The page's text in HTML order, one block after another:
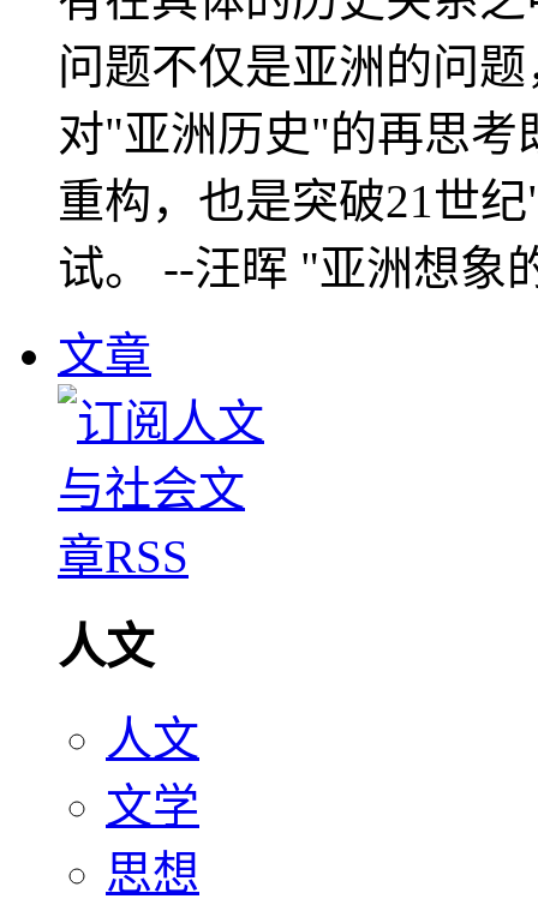
问题不仅是亚洲的问
对"亚洲历史"的再思考
重构，也是突破21世
试。 --汪晖 "亚洲想象
文章
人文
人文
文学
思想